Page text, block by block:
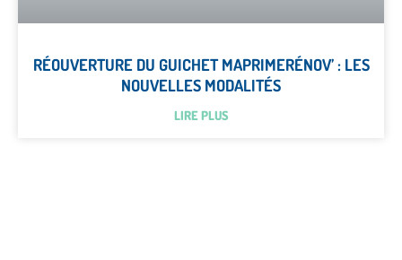
RÉOUVERTURE DU GUICHET MAPRIMERÉNOV’ : LES
NOUVELLES MODALITÉS
LIRE PLUS